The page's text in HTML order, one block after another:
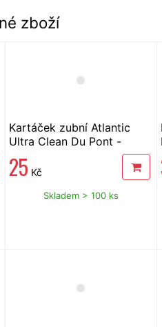
zboží
Kartáček zubní Atlantic
Ultra Clean Du Pont -
25 Kč
Skladem > 100 ks